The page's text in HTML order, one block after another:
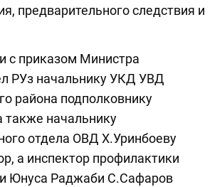
предварительного следствия и
с приказом Министра
РУз начальнику УКД УВД
района подполковнику
также начальнику
отдела ОВД Х.Уринбоеву
а инспектор профилактики
Юнуса Раджаби С.Сафаров